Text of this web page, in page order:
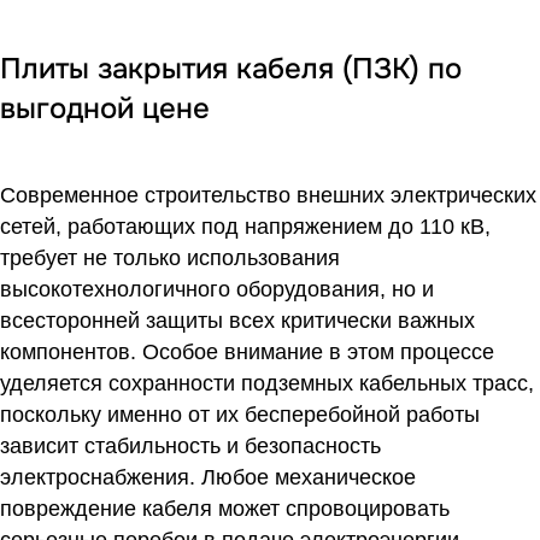
Плиты закрытия кабеля (ПЗК) по
выгодной цене
Современное строительство внешних электрических
сетей, работающих под напряжением до 110 кВ,
требует не только использования
высокотехнологичного оборудования, но и
всесторонней защиты всех критически важных
компонентов. Особое внимание в этом процессе
уделяется сохранности подземных кабельных трасс,
поскольку именно от их бесперебойной работы
зависит стабильность и безопасность
электроснабжения. Любое механическое
повреждение кабеля может спровоцировать